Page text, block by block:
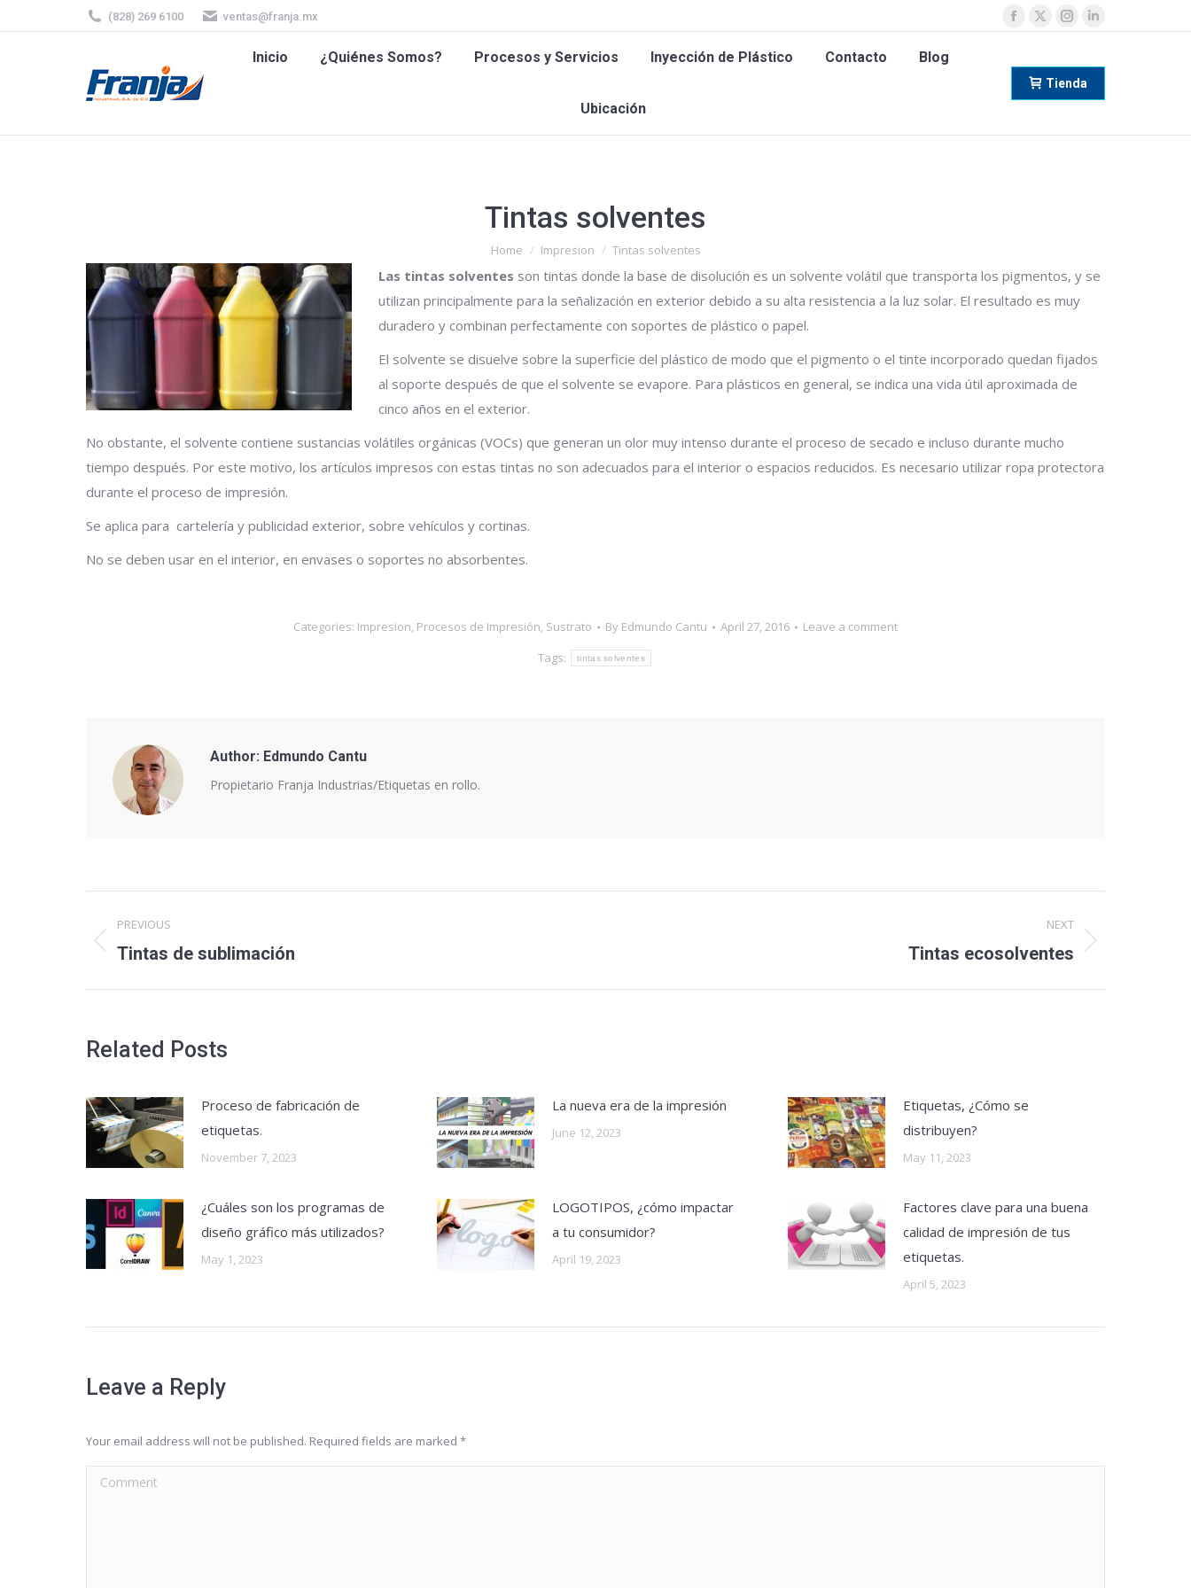
(828) 269 6100 ventas@franja.mx
Facebook
opens
in
X
opens
in
Instagram
opens
in
Linkedin
opens
in
Inicio ¿Quiénes Somos? Procesos y Servicios Inyección de Plástico Contacto Blog
Ubicación
Tienda
Tintas solventes
You are here:
Home Impresion Tintas solventes
Las tintas solventes son tintas donde la base de disolución es un solvente volátil que transporta los pigmentos, y se
utilizan principalmente para la señalización en exterior debido a su alta resistencia a la luz solar. El resultado es muy
duradero y combinan perfectamente con soportes de plástico o papel.
El solvente se disuelve sobre la superficie del plástico de modo que el pigmento o el tinte incorporado quedan fijados
al soporte después de que el solvente se evapore. Para plásticos en general, se indica una vida útil aproximada de
cinco años en el exterior.
No obstante, el solvente contiene sustancias volátiles orgánicas (VOCs) que generan un olor muy intenso durante el proceso de secado e incluso durante mucho
tiempo después. Por este motivo, los artículos impresos con estas tintas no son adecuados para el interior o espacios reducidos. Es necesario utilizar ropa protectora
durante el proceso de impresión.
Se aplica para cartelería y publicidad exterior, sobre vehículos y cortinas.
No se deben usar en el interior, en envases o soportes no absorbentes.
Categories: Impresion, Procesos de Impresión, Sustrato By Edmundo Cantu April 27, 2016
Leave a comment
Tags:
tintas solventes
Author: Edmundo Cantu
Propietario Franja Industrias/Etiquetas en rollo.
navigation
PREVIOUS
Previous
Tintas de sublimación
NEXT
Tintas ecosolventes
Related Posts
Proceso de fabricación de
etiquetas.
November 7, 2023
La nueva era de la impresión
June 12, 2023
Etiquetas, ¿Cómo se
distribuyen?
May 11, 2023
¿Cuáles son los programas de
diseño gráfico más utilizados?
May 1, 2023
LOGOTIPOS, ¿cómo impactar
a tu consumidor?
April 19, 2023
Factores clave para una buena
calidad de impresión de tus
etiquetas.
April 5, 2023
Leave a Reply
Your email address will not be published. Required fields are marked *
Comment
Inicio